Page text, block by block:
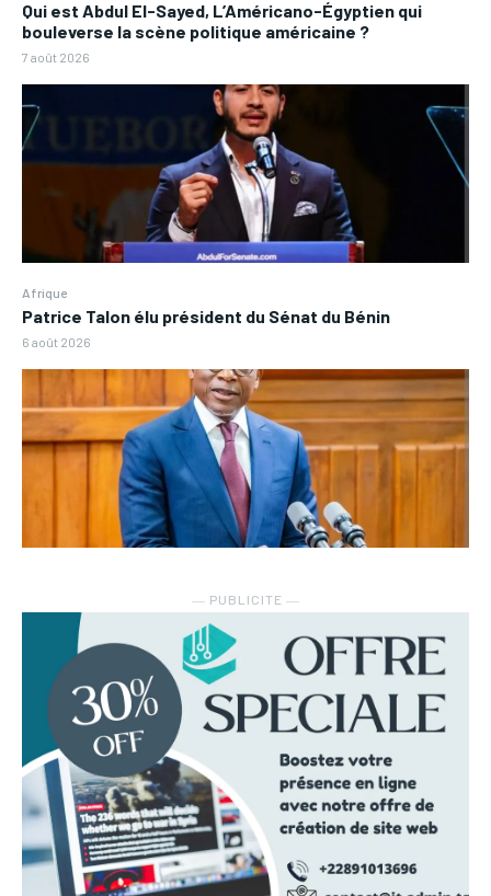
Qui est Abdul El-Sayed, L’Américano-Égyptien qui
bouleverse la scène politique américaine ?
7 août 2026
Afrique
Patrice Talon élu président du Sénat du Bénin
6 août 2026
― PUBLICITE ―